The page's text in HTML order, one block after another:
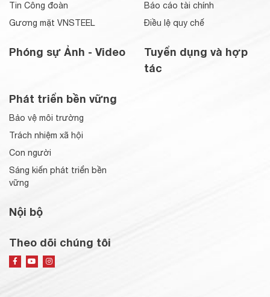
Tin Công đoàn
Gương mặt VNSTEEL
Phóng sự Ảnh - Video
Báo cáo tài chính
Điều lệ quy chế
Tuyển dụng và hợp
tác
Phát triển bền vững
Bảo vệ môi trường
Trách nhiệm xã hội
Con người
Sáng kiến phát triển bền
vững
Nội bộ
Theo dõi chúng tôi